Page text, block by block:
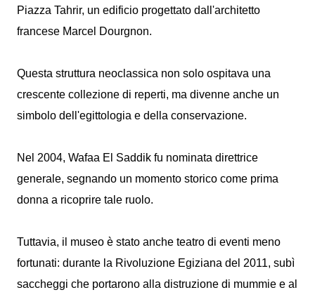
Piazza Tahrir, un edificio progettato dall'architetto
francese Marcel Dourgnon.
Questa struttura neoclassica non solo ospitava una
crescente collezione di reperti, ma divenne anche un
simbolo dell'egittologia e della conservazione.
Nel 2004, Wafaa El Saddik fu nominata direttrice
generale, segnando un momento storico come prima
donna a ricoprire tale ruolo.
Tuttavia, il museo è stato anche teatro di eventi meno
fortunati: durante la Rivoluzione Egiziana del 2011, subì
saccheggi che portarono alla distruzione di mummie e al